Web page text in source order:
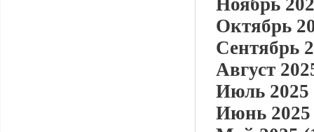
Ноябрь
Октябрь
Сентябрь
Август
Июль 2025
Июнь 2025